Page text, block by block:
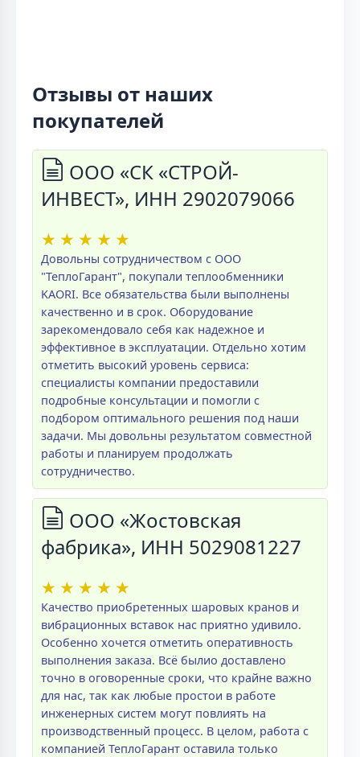
Отзывы от наших
покупателей
ООО «СК «СТРОЙ-
ИНВЕСТ», ИНН 2902079066
★ ★ ★ ★ ★
Довольны сотрудничеством с ООО
"ТеплоГарант", покупали теплообменники
KAORI. Все обязательства были выполнены
качественно и в срок. Оборудование
зарекомендовало себя как надежное и
эффективное в эксплуатации. Отдельно хотим
отметить высокий уровень сервиса:
специалисты компании предоставили
подробные консультации и помогли с
подбором оптимального решения под наши
задачи. Мы довольны результатом совместной
работы и планируем продолжать
сотрудничество.
ООО «Жостовская
фабрика», ИНН 5029081227
★ ★ ★ ★ ★
Качество приобретенных шаровых кранов и
вибрационных вставок нас приятно удивило.
Особенно хочется отметить оперативность
выполнения заказа. Всё былио доставлено
точно в оговоренные сроки, что крайне важно
для нас, так как любые простои в работе
инженерных систем могут повлиять на
производственный процесс. В целом, работа с
компанией ТеплоГарант оставила только